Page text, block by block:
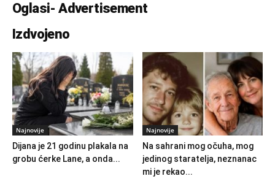
Oglasi- Advertisement
Izdvojeno
Najnovije
Dijana je 21 godinu plakala na
grobu ćerke Lane, a onda...
Najnovije
Na sahrani mog očuha, mog
jedinog staratelja, neznanac
mi je rekao...